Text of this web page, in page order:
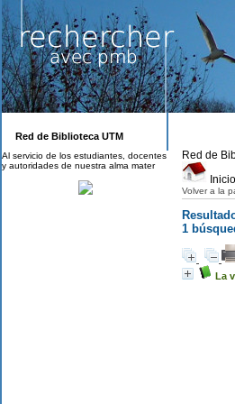
Red de
Inicio
Volver a la
1
La
Red de Biblioteca UTM
Al servicio de los estudiantes, docentes
y autoridades de nuestra alma mater